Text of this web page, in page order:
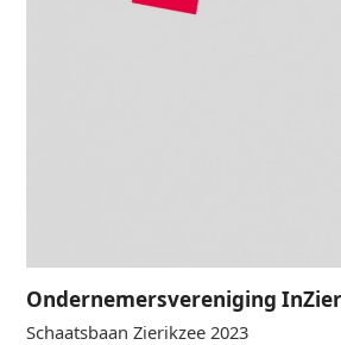
Ondernemersvereniging
Schaatsbaan Zierikzee 2023